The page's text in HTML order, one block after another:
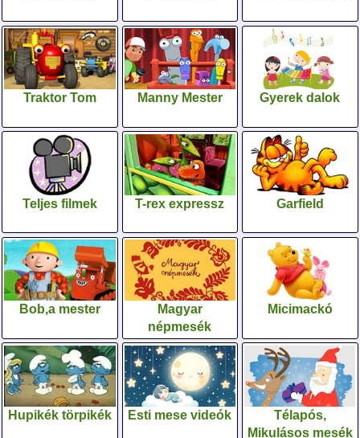
Traktor Tom Manny Mester Gyerek dalok
Teljes filmek T-rex expressz Garfield
Bob,a mester
Magyar
népmesék
Micimackó
Hupikék törpikék Esti mese videók
Télapós,
Mikulásos mesék